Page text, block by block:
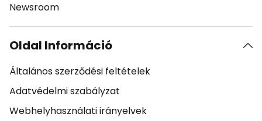
Newsroom
Oldal Információ
Általános szerződési feltételek
Adatvédelmi szabályzat
Webhelyhasználati irányelvek